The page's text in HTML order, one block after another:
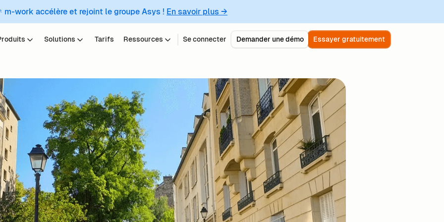
m-work accélère et rejoint le groupe Asys ! En savoir plus →
Solutions Tarifs Ressources Se connecter Demander une démo Essayer gratuitement